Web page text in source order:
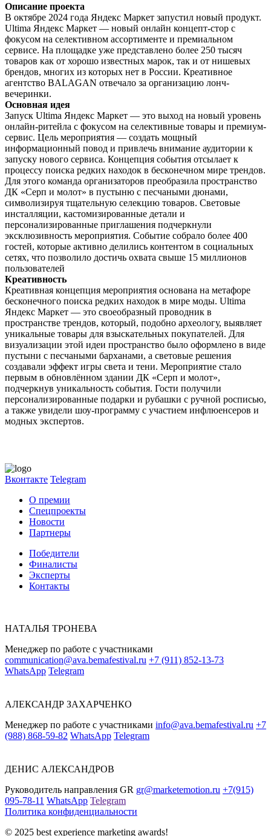
Описание проекта
В октябре 2024 года Яндекс Маркет запустил новый продукт.
Ultima Яндекс Маркет — новый онлайн концепт-стор с
фокусом на селективном ассортименте и премиальном
сервисе. На площадке уже представлено более 250 тысяч
товаров как от хорошо известных марок, так и от нишевых
брендов, многих из которых нет в России. Креативное
агентство BALAGAN отвечало за организацию лонч-
вечеринки.
Основная идея
Запуск Ultima Яндекс Маркет — это выход на новый уровень
онлайн-ритейла с фокусом на селективные товары и премиум-
сервис. Цель мероприятия — создать мощный
информационный повод и привлечь внимание аудитории к
запуску нового сервиса. Концепция события отсылает к
процессу поиска редких находок в бесконечном мире трендов.
Для этого команда организаторов преобразила пространство
ДК «Серп и молот» в пустыню с песчаными дюнами,
символизируя тщательную селекцию товаров. Световые
инсталляции, кастомизированные детали и
персонализированные приглашения подчеркнули
эксклюзивность мероприятия. Событие собрало более 400
гостей, которые активно делились контентом в социальных
сетях, что позволило достичь охвата свыше 15 миллионов
пользователей
Креативность
Креативная концепция мероприятия основана на метафоре
бесконечного поиска редких находок в мире моды. Ultima
Яндекс Маркет — это своеобразный проводник в
пространстве трендов, который, подобно археологу, выявляет
уникальные товары для взыскательных покупателей. Для
визуализации этой идеи пространство было оформлено в виде
пустыни с песчаными барханами, а световые решения
создавали эффект игры света и тени. Мероприятие стало
первым в обновлённом здании ДК «Серп и молот»,
подчеркнув уникальность события. Гости получили
персонализированные подарки и рубашки с ручной росписью,
а также увидели шоу-программу с участием инфлюенсеров и
модных экспертов.
Вконтакте Telegram
О премии
Спецпроекты
Новости
Партнеры
Победители
Финалисты
Эксперты
Контакты
НАТАЛЬЯ ТРОНЕВА
Менеджер по работе с участниками
communication@ava.bemafestival.ru +7 (911) 852-13-73
WhatsApp Telegram
АЛЕКСАНДР ЗАХАРЧЕНКО
Менеджер по работе с участниками info@ava.bemafestival.ru +7
(988) 868-59-82 WhatsApp Telegram
ДЕНИС АЛЕКСАНДРОВ
Руководитель направления GR gr@marketemotion.ru +7(915)
095-78-11 WhatsApp Telegram
Политика конфиденциальности
© 2025 best experience marketing awards!